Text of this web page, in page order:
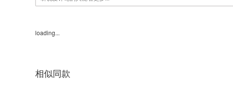
loading...
相似同款